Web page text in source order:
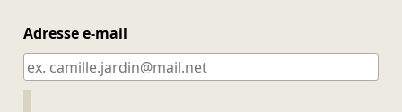
Adresse e-mail